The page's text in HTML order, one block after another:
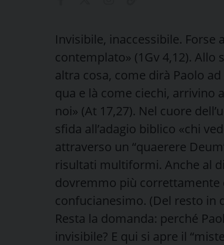
Invisibile, inaccessibile. Forse
contemplato» (1Gv 4,12).
altra cosa, come dirà Paolo
qua e là come ciechi, arrivino
noi» (At 17,27). Nel cuore
sfida all’adagio biblico «chi
attraverso un “quaerere
risultati multiformi. Anche al
dovremmo più correttamente
confucianesimo. (Del resto in
Resta la domanda: perché
invisibile? E qui si apre il